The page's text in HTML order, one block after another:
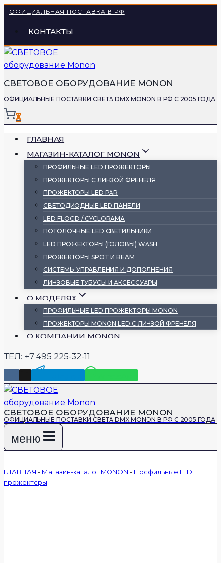
Перейти
содержимому
ОФИЦИАЛЬНАЯ ПОСТАВКА В РФ
КОНТАКТЫ
СВЕТОВОЕ ОБОРУДОВАНИЕ MONON
ОФИЦИАЛЬНЫЕ ПОСТАВКИ СВЕТА DMX MONON В РФ С 2005 ГОДА
0
ГЛАВНАЯ
МАГАЗИН-КАТАЛОГ MONON
ПРОФИЛЬНЫЕ LED ПРОЖЕКТОРЫ
ПРОЖЕКТОРЫ С ЛИНЗОЙ ФРЕНЕЛЯ
ПРОЖЕКТОРЫ LED PAR
СВЕТОДИОДНЫЕ LED ПАНЕЛИ
LED FLOOD / CYCLORAMA
ПОТОЛОЧНЫЕ LED СВЕТИЛЬНИКИ
LED ПРОЖЕКТОРЫ (ГОЛОВЫ) WASH
ПРОЖЕКТОРЫ SPOT И BEAM
СИСТЕМЫ УПРАВЛЕНИЯ И ДОПОЛНЕНИЯ
ЛИНЗОВЫЕ ТУБУСЫ И АКСЕССУАРЫ
О МОДЕЛЯХ
ПРОФИЛЬНЫЕ LED ПРОЖЕКТОРЫ MONON
ПРОЖЕКТОРЫ MONON LED С ЛИНЗОЙ ФРЕНЕЛЯ
О КОМПАНИИ MONON
ТЕЛ: +7 495 225-32-11
СВЕТОВОЕ ОБОРУДОВАНИЕ MONON
ОФИЦИАЛЬНЫЕ ПОСТАВКИ СВЕТА DMX MONON В РФ С 2005 ГОДА
меню
ГЛАВНАЯ - Магазин-каталог MONON - Профильные LED
прожекторы